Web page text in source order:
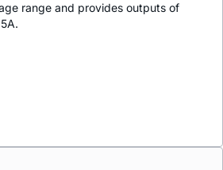
range and provides outputs of